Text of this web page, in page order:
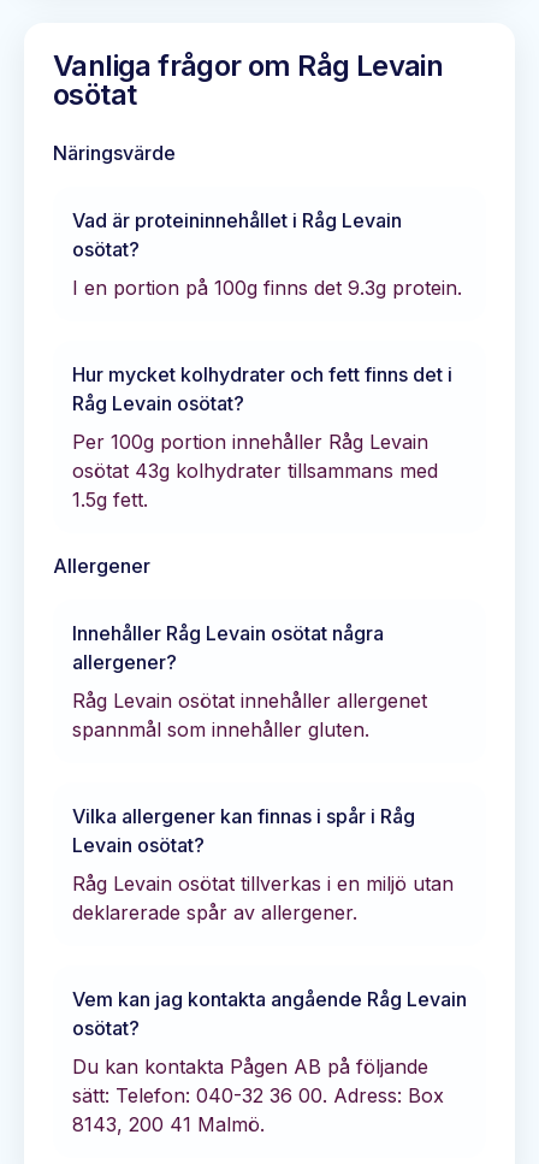
Vanliga frågor om Råg Levain
osötat
Näringsvärde
Vad är proteininnehållet i Råg Levain
osötat?
I en portion på 100g finns det 9.3g protein.
Hur mycket kolhydrater och fett finns det i
Råg Levain osötat?
Per 100g portion innehåller Råg Levain
osötat 43g kolhydrater tillsammans med
1.5g fett.
Allergener
Innehåller Råg Levain osötat några
allergener?
Råg Levain osötat innehåller allergenet
spannmål som innehåller gluten.
Vilka allergener kan finnas i spår i Råg
Levain osötat?
Råg Levain osötat tillverkas i en miljö utan
deklarerade spår av allergener.
Vem kan jag kontakta angående Råg Levain
osötat?
Du kan kontakta Pågen AB på följande
sätt: Telefon: 040-32 36 00. Adress: Box
8143, 200 41 Malmö.